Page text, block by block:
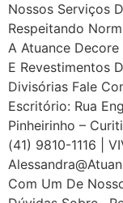
Nossos Serviços
Respeitando
A Atuance
E Revestimentos
Divisórias Fale
Escritório: Rua
Pinheirinho –
(41) 9810-1116 |
Com Um De